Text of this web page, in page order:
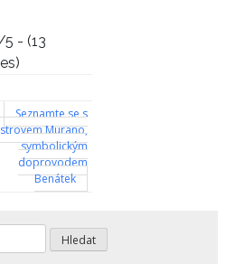
- (13
Seznamte se s
Murano,
symbolickým
doprovodem
Benátek